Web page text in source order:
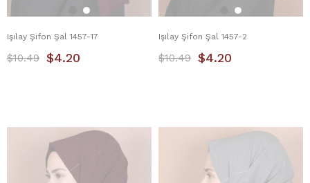
Işılay Şifon Şal 1457-17
$4.20
$10.49
Işılay Şifon Şal 1457-2
$4.20
$10.49